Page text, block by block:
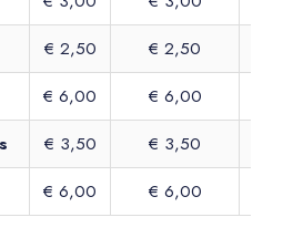
€ 2,50 € 2,50
€ 6,00 € 6,00
€ 3,50 € 3,50
€ 6,00 € 6,00